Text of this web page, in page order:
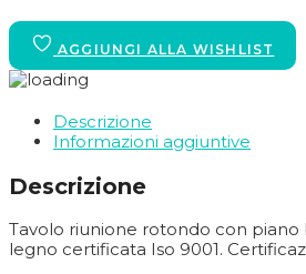
Descrizione
Informazioni aggiuntive
Descrizione
Tavolo riunione rotondo con
legno certificata Iso 9001.